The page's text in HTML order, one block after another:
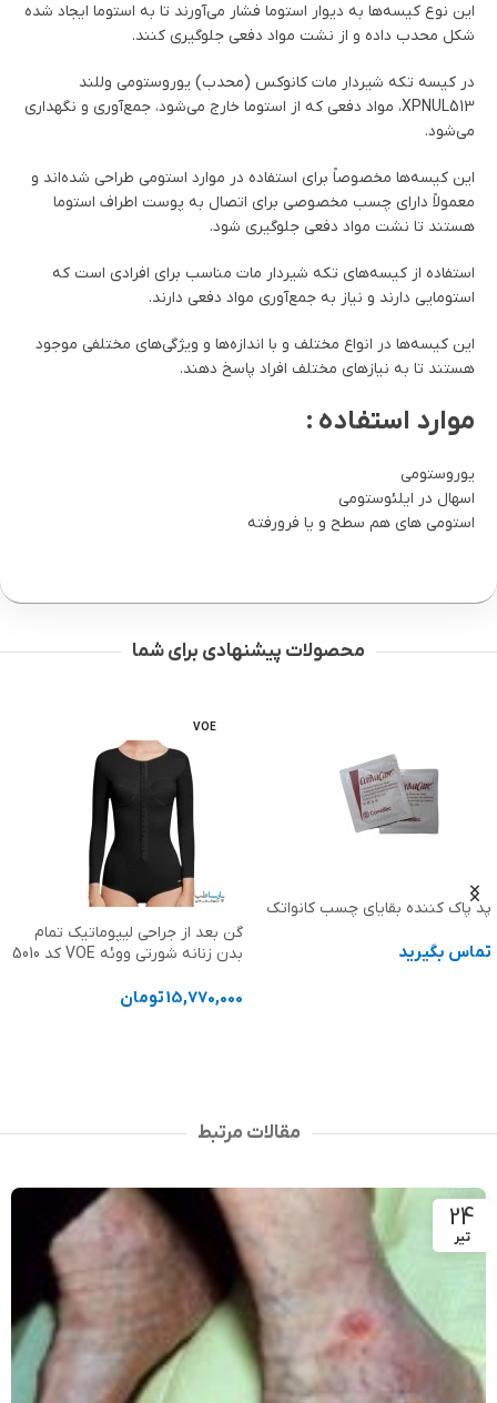
این نوع کیسه‌ها به دیوار استوما فشار می‌آورند تا به استوما ایجاد شده
شکل محدب داده و از نشت مواد دفعی جلوگیری کنند.
در کیسه تکه شیردار مات کانوکس (محدب) یوروستومی وللند
XPNUL513، مواد دفعی که از استوما خارج می‌شود، جمع‌آوری و نگهداری
می‌شود.
این کیسه‌ها مخصوصاً برای استفاده در موارد استومی طراحی شده‌اند و
معمولاً دارای چسب مخصوصی برای اتصال به پوست اطراف استوما
هستند تا نشت مواد دفعی جلوگیری شود.
استفاده از کیسه‌های تکه شیردار مات مناسب برای افرادی است که
استومایی دارند و نیاز به جمع‌آوری مواد دفعی دارند.
این کیسه‌ها در انواع مختلف و با اندازه‌ها و ویژگی‌های مختلفی موجود
هستند تا به نیازهای مختلف افراد پاسخ دهند.
موارد استفاده :
یوروستومی
اسهال در ایلئوستومی
استومی های هم سطح و یا فرورفته
محصولات پیشنهادی برای شما
پد پاک کننده بقایای چسب کانواتک
تماس بگیرید
VOE
گن بعد از جراحی لیپوماتیک تمام
بدن زنانه شورتی ووئه VOE کد 5010
15,770,000تومان
مقالات مرتبط
24
تیر